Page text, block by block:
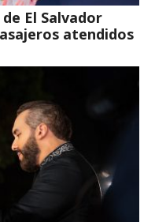
El Salvador
atendidos